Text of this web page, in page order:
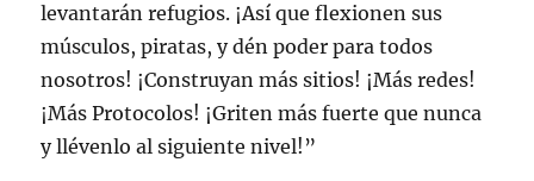
levantarán refugios. ¡Así que flexionen sus
músculos, piratas, y dén poder para todos
nosotros! ¡Construyan más sitios! ¡Más redes!
¡Más Protocolos! ¡Griten más fuerte que nunca
y llévenlo al siguiente nivel!”